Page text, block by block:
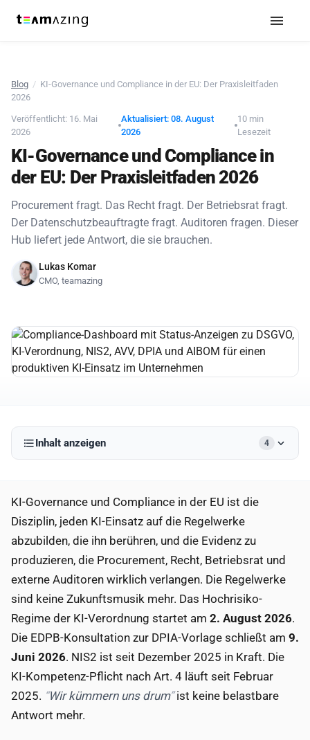
Blog / KI-Governance und Compliance in der EU: Der Praxisleitfaden
2026
Veröffentlicht: 16. Mai
2026
Aktualisiert: 08. August
2026
10 min
Lesezeit
KI-Governance und Compliance in
der EU: Der Praxisleitfaden 2026
Procurement fragt. Das Recht fragt. Der Betriebsrat fragt.
Der Datenschutzbeauftragte fragt. Auditoren fragen. Dieser
Hub liefert jede Antwort, die sie brauchen.
Lukas Komar
CMO, teamazing
Inhalt anzeigen 4
KI-Governance und Compliance in der EU ist die
Disziplin, jeden KI-Einsatz auf die Regelwerke
abzubilden, die ihn berühren, und die Evidenz zu
produzieren, die Procurement, Recht, Betriebsrat und
externe Auditoren wirklich verlangen. Die Regelwerke
sind keine Zukunftsmusik mehr. Das Hochrisiko-
Regime der KI-Verordnung startet am 2. August 2026.
Die EDPB-Konsultation zur DPIA-Vorlage schließt am 9.
Juni 2026. NIS2 ist seit Dezember 2025 in Kraft. Die
KI-Kompetenz-Pflicht nach Art. 4 läuft seit Februar
2025. Wir kümmern uns drum ist keine belastbare
Antwort mehr.